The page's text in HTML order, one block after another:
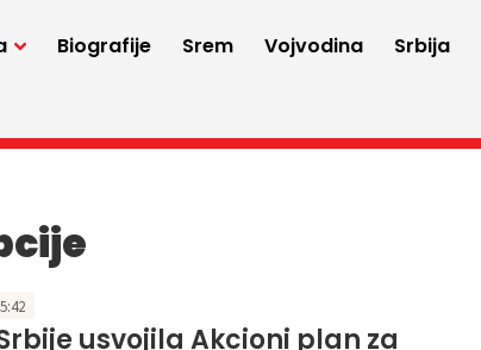
Biografije Srem Vojvodina Srbija
usvojila Akcioni plan za